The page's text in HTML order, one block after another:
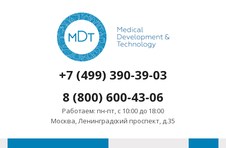
+7 (499) 390-39-03
8 (800) 600-43-06
Работаем: пн-пт, с 10:00 до 18:00
Москва, Ленинградский проспект, д.35